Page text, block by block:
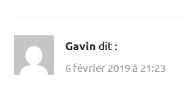
Gavin dit :
6 février 2019 à 21:23